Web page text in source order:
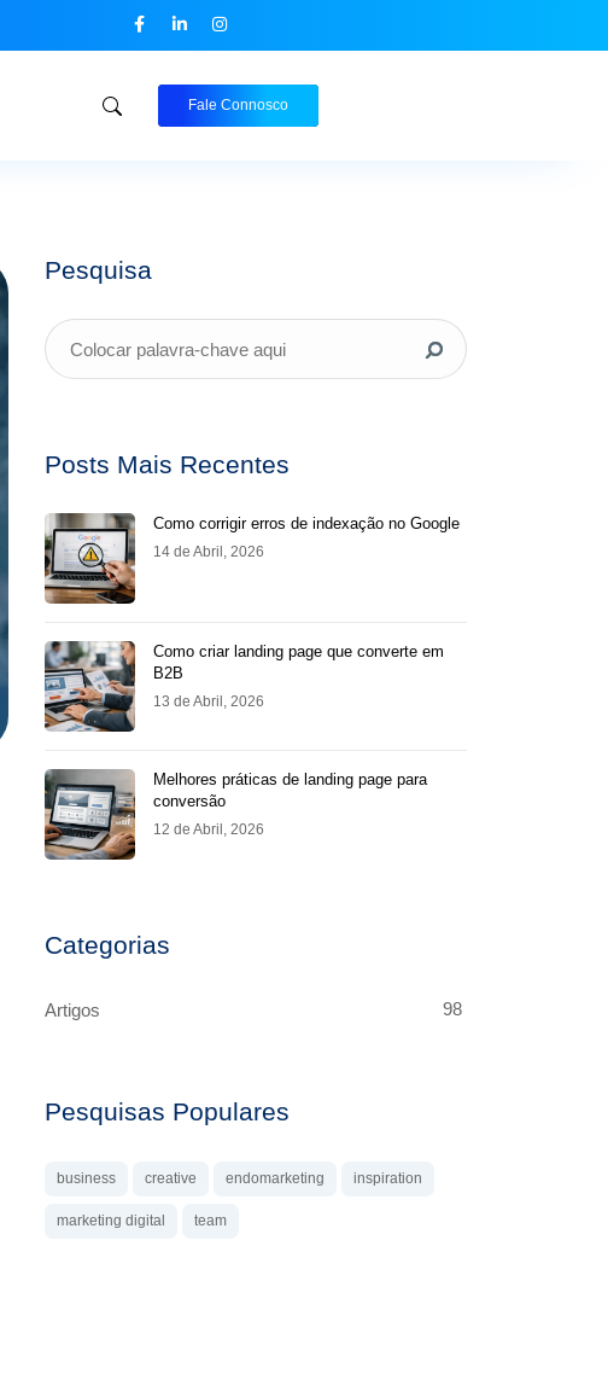
Fale Connosco
Pesquisa
Posts Mais Recentes
Como corrigir erros de indexação no Google
14 de Abril, 2026
Como criar landing page que converte em
B2B
13 de Abril, 2026
Melhores práticas de landing page para
conversão
12 de Abril, 2026
Categorias
Artigos 98
Pesquisas Populares
business creative endomarketing inspiration
marketing digital team